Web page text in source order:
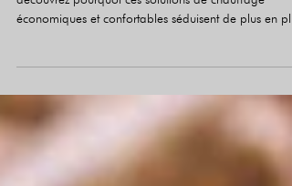
Poêle à pellets, poêle à bois ou poêle mixte :
prix de l'électricité et des autres énergies